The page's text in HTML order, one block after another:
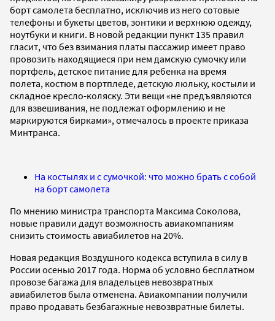
борт самолета бесплатно, исключив из него сотовые
телефоны и букеты цветов, зонтики и верхнюю одежду,
ноутбуки и книги. В новой редакции пункт 135 правил
гласит, что без взимания платы пассажир имеет право
провозить находящиеся при нем дамскую сумочку или
портфель, детское питание для ребенка на время
полета, костюм в портпледе, детскую люльку, костыли и
складное кресло-коляску. Эти вещи «не предъявляются
для взвешивания, не подлежат оформлению и не
маркируются бирками», отмечалось в проекте приказа
Минтранса.
На костылях и с сумочкой: что можно брать с собой
на борт самолета
По мнению министра транспорта Максима Соколова,
новые правили дадут возможность авиакомпаниям
снизить стоимость авиабилетов на 20%.
Новая редакция Воздушного кодекса вступила в силу в
России осенью 2017 года. Норма об условно бесплатном
провозе багажа для владельцев невозвратных
авиабилетов была отменена. Авиакомпании получили
право продавать безбагажные невозвратные билеты.